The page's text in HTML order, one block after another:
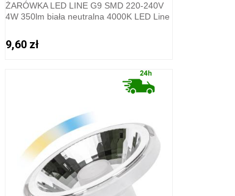
ŻARÓWKA LED LINE G9 SMD 220-240V
4W 350lm biała neutralna 4000K LED Line
9,60 zł